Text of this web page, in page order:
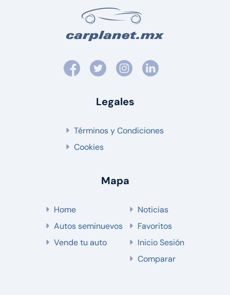
Legales
Términos y Condiciones
Cookies
Mapa
Home
Autos seminuevos
Vende tu auto
Noticias
Favoritos
Inicio Sesión
Comparar